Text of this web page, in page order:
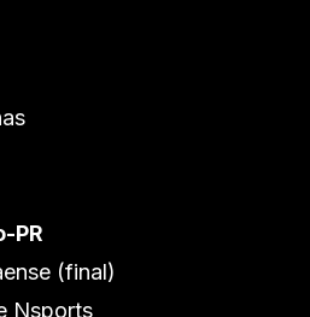
PR
(final)
Nsports